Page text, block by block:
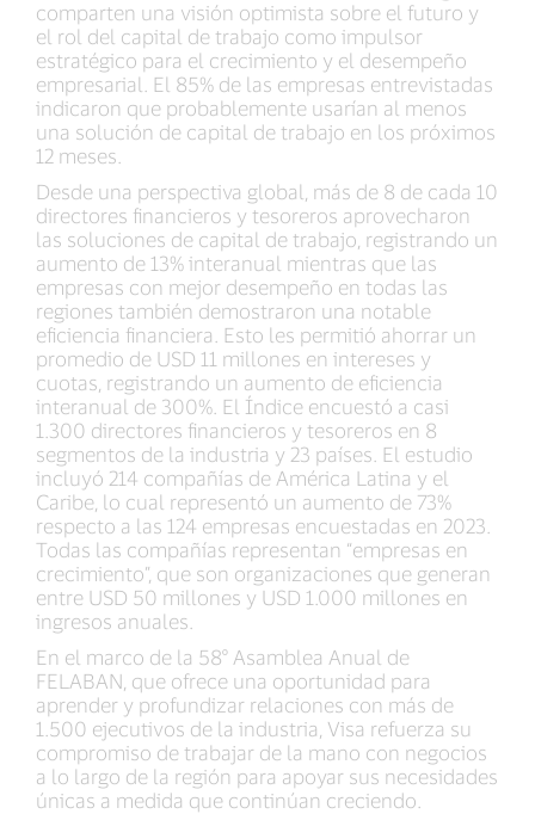
comparten una visión optimista sobre el futuro y
el rol del capital de trabajo como impulsor
estratégico para el crecimiento y el desempeño
empresarial. El 85% de las empresas entrevistadas
indicaron que probablemente usarían al menos
una solución de capital de trabajo en los próximos
12 meses.
Desde una perspectiva global, más de 8 de cada 10
directores financieros y tesoreros aprovecharon
las soluciones de capital de trabajo, registrando un
aumento de 13% interanual mientras que las
empresas con mejor desempeño en todas las
regiones también demostraron una notable
eficiencia financiera. Esto les permitió ahorrar un
promedio de USD 11 millones en intereses y
cuotas, registrando un aumento de eficiencia
interanual de 300%. El Índice encuestó a casi
1.300 directores financieros y tesoreros en 8
segmentos de la industria y 23 países. El estudio
incluyó 214 compañías de América Latina y el
Caribe, lo cual representó un aumento de 73%
respecto a las 124 empresas encuestadas en 2023.
Todas las compañías representan “empresas en
crecimiento”, que son organizaciones que generan
entre USD 50 millones y USD 1.000 millones en
ingresos anuales.
En el marco de la 58° Asamblea Anual de
FELABAN, que ofrece una oportunidad para
aprender y profundizar relaciones con más de
1.500 ejecutivos de la industria, Visa refuerza su
compromiso de trabajar de la mano con negocios
a lo largo de la región para apoyar sus necesidades
únicas a medida que continúan creciendo.